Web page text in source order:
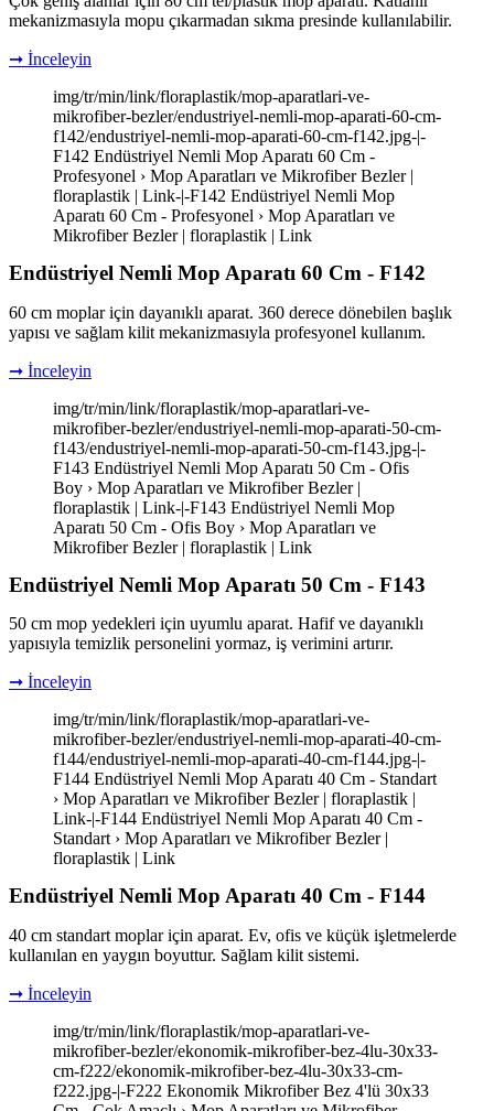
mekanizmasıyla mopu çıkarmadan sıkma presinde kullanılabilir.
➞ İnceleyin
img/tr/min/link/floraplastik/mop-aparatlari-ve-
mikrofiber-bezler/endustriyel-nemli-mop-aparati-60-cm-
f142/endustriyel-nemli-mop-aparati-60-cm-f142.jpg-|-
F142 Endüstriyel Nemli Mop Aparatı 60 Cm -
Profesyonel › Mop Aparatları ve Mikrofiber Bezler |
floraplastik | Link-|-F142 Endüstriyel Nemli Mop
Aparatı 60 Cm - Profesyonel › Mop Aparatları ve
Mikrofiber Bezler | floraplastik | Link
Endüstriyel Nemli Mop Aparatı 60 Cm - F142
60 cm moplar için dayanıklı aparat. 360 derece dönebilen başlık
yapısı ve sağlam kilit mekanizmasıyla profesyonel kullanım.
➞ İnceleyin
img/tr/min/link/floraplastik/mop-aparatlari-ve-
mikrofiber-bezler/endustriyel-nemli-mop-aparati-50-cm-
f143/endustriyel-nemli-mop-aparati-50-cm-f143.jpg-|-
F143 Endüstriyel Nemli Mop Aparatı 50 Cm - Ofis
Boy › Mop Aparatları ve Mikrofiber Bezler |
floraplastik | Link-|-F143 Endüstriyel Nemli Mop
Aparatı 50 Cm - Ofis Boy › Mop Aparatları ve
Mikrofiber Bezler | floraplastik | Link
Endüstriyel Nemli Mop Aparatı 50 Cm - F143
50 cm mop yedekleri için uyumlu aparat. Hafif ve dayanıklı
yapısıyla temizlik personelini yormaz, iş verimini artırır.
➞ İnceleyin
img/tr/min/link/floraplastik/mop-aparatlari-ve-
mikrofiber-bezler/endustriyel-nemli-mop-aparati-40-cm-
f144/endustriyel-nemli-mop-aparati-40-cm-f144.jpg-|-
F144 Endüstriyel Nemli Mop Aparatı 40 Cm - Standart
› Mop Aparatları ve Mikrofiber Bezler | floraplastik |
Link-|-F144 Endüstriyel Nemli Mop Aparatı 40 Cm -
Standart › Mop Aparatları ve Mikrofiber Bezler |
floraplastik | Link
Endüstriyel Nemli Mop Aparatı 40 Cm - F144
40 cm standart moplar için aparat. Ev, ofis ve küçük işletmelerde
kullanılan en yaygın boyuttur. Sağlam kilit sistemi.
➞ İnceleyin
img/tr/min/link/floraplastik/mop-aparatlari-ve-
mikrofiber-bezler/ekonomik-mikrofiber-bez-4lu-30x33-
cm-f222/ekonomik-mikrofiber-bez-4lu-30x33-cm-
f222.jpg-|-F222 Ekonomik Mikrofiber Bez 4'lü 30x33